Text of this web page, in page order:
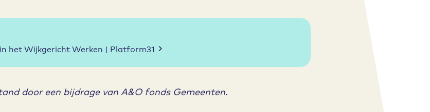
het Wijkgericht Werken | Platform31
door een bijdrage van A&O fonds Gemeenten.